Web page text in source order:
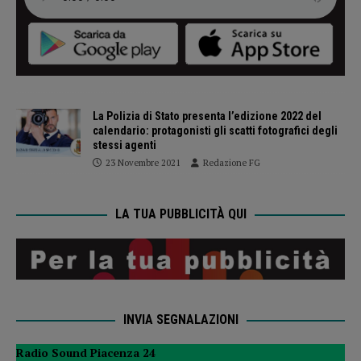
La Polizia di Stato presenta l’edizione 2022 del
calendario: protagonisti gli scatti fotografici degli
stessi agenti
23 Novembre 2021 Redazione FG
LA TUA PUBBLICITÀ QUI
INVIA SEGNALAZIONI
Radio Sound Piacenza 24